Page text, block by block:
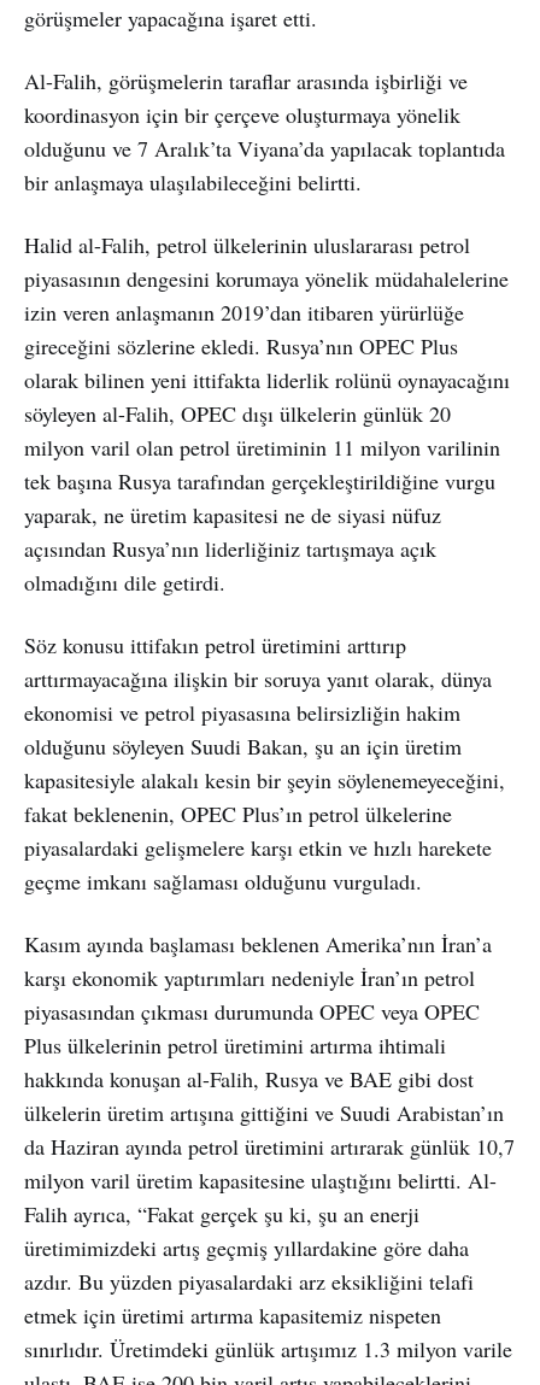
görüşmeler yapacağına işaret etti.
Al-Falih, görüşmelerin taraflar arasında işbirliği ve
koordinasyon için bir çerçeve oluşturmaya yönelik
olduğunu ve 7 Aralık’ta Viyana’da yapılacak toplantıda
bir anlaşmaya ulaşılabileceğini belirtti.
Halid al-Falih, petrol ülkelerinin uluslararası petrol
piyasasının dengesini korumaya yönelik müdahalelerine
izin veren anlaşmanın 2019’dan itibaren yürürlüğe
gireceğini sözlerine ekledi. Rusya’nın OPEC Plus
olarak bilinen yeni ittifakta liderlik rolünü oynayacağını
söyleyen al-Falih, OPEC dışı ülkelerin günlük 20
milyon varil olan petrol üretiminin 11 milyon varilinin
tek başına Rusya tarafından gerçekleştirildiğine vurgu
yaparak, ne üretim kapasitesi ne de siyasi nüfuz
açısından Rusya’nın liderliğiniz tartışmaya açık
olmadığını dile getirdi.
Söz konusu ittifakın petrol üretimini arttırıp
arttırmayacağına ilişkin bir soruya yanıt olarak, dünya
ekonomisi ve petrol piyasasına belirsizliğin hakim
olduğunu söyleyen Suudi Bakan, şu an için üretim
kapasitesiyle alakalı kesin bir şeyin söylenemeyeceğini,
fakat beklenenin, OPEC Plus’ın petrol ülkelerine
piyasalardaki gelişmelere karşı etkin ve hızlı harekete
geçme imkanı sağlaması olduğunu vurguladı.
Kasım ayında başlaması beklenen Amerika’nın İran’a
karşı ekonomik yaptırımları nedeniyle İran’ın petrol
piyasasından çıkması durumunda OPEC veya OPEC
Plus ülkelerinin petrol üretimini artırma ihtimali
hakkında konuşan al-Falih, Rusya ve BAE gibi dost
ülkelerin üretim artışına gittiğini ve Suudi Arabistan’ın
da Haziran ayında petrol üretimini artırarak günlük 10,7
milyon varil üretim kapasitesine ulaştığını belirtti. Al-
Falih ayrıca, “Fakat gerçek şu ki, şu an enerji
üretimimizdeki artış geçmiş yıllardakine göre daha
azdır. Bu yüzden piyasalardaki arz eksikliğini telafi
etmek için üretimi artırma kapasitemiz nispeten
sınırlıdır. Üretimdeki günlük artışımız 1.3 milyon varile